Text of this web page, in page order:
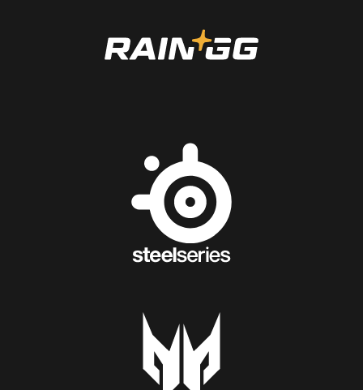
Nécessaire
Ces cookies ne
Statistiques
Afin que nous
puissions
améliorer la
fonctionnalité
et la structure
dont le site
Web est
utilisé.